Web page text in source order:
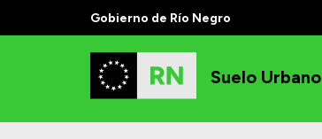
Gobierno de Río Negro
Suelo Urbano